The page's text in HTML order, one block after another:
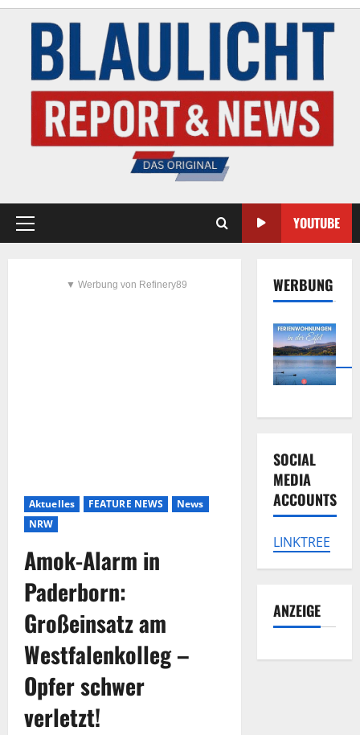
YOUTUBE
▼ Werbung von Refinery89
Aktuelles FEATURE NEWS
News
NRW
Amok-Alarm in
Paderborn:
Großeinsatz am
Westfalenkolleg –
Opfer schwer
verletzt!
WERBUNG
SOCIAL
MEDIA
ACCOUNTS
LINKTREE
ANZEIGE